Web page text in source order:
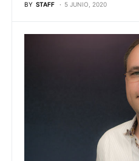
BY STAFF 5 JUNIO, 2020